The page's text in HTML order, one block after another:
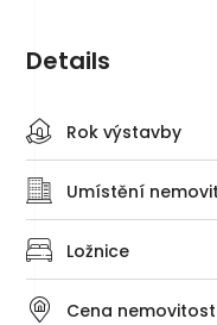
Details
Rok výstavby
Umístění
Ložnice
Cena